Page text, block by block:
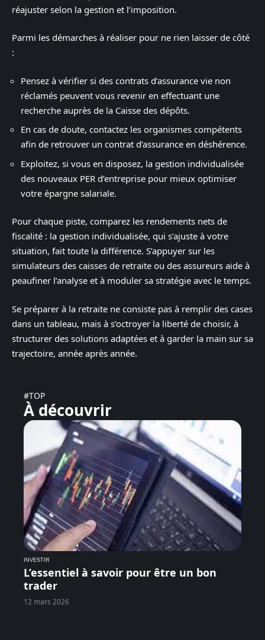
réajuster selon la gestion et l’imposition.
Parmi les démarches à réaliser pour ne rien laisser de côté
:
Pensez à vérifier si des contrats d’assurance vie non
réclamés peuvent vous revenir en effectuant une
recherche auprès de la Caisse des dépôts.
En cas de doute, contactez les organismes compétents
afin de retrouver un contrat d’assurance en déshérence.
Exploitez, si vous en disposez, la gestion individualisée
des nouveaux PER d’entreprise pour mieux optimiser
votre épargne salariale.
Pour chaque piste, comparez les rendements nets de
fiscalité : la gestion individualisée, qui s’ajuste à votre
situation, fait toute la différence. S’appuyer sur les
simulateurs des caisses de retraite ou des assureurs aide à
peaufiner l’analyse et à moduler sa stratégie avec le temps.
Se préparer à la retraite ne consiste pas à remplir des cases
dans un tableau, mais à s’octroyer la liberté de choisir, à
structurer des solutions adaptées et à garder la main sur sa
trajectoire, année après année.
#TOP
À découvrir
INVESTIR
L’essentiel à savoir pour être un bon
trader
12 mars 2026